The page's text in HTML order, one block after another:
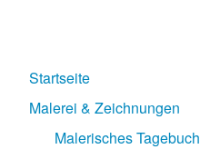
Startseite
Malerei & Zeichnungen
Malerisches Tagebuch